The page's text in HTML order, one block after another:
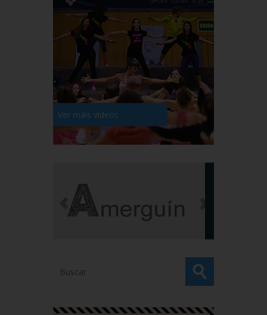
Ver máis videos